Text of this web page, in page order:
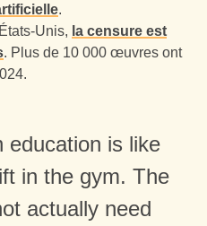
.
Unis, la censure est
. Plus de 10 000 œuvres ont
education is like
in the gym. The
actually need